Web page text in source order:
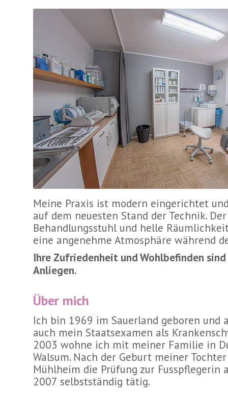
Meine Praxis ist modern eingerichtet
auf dem neuesten Stand der Technik.
Behandlungsstuhl und helle
eine angenehme Atmosphäre während
Ihre Zufriedenheit und Wohlbefinden
Anliegen.
Über mich
Ich bin 1969 im Sauerland geboren und
auch mein Staatsexamen als
2003 wohne ich mit meiner Familie in
Walsum. Nach der Geburt meiner
Mühlheim die Prüfung zur Fusspflegerin
2007 selbstständig tätig.